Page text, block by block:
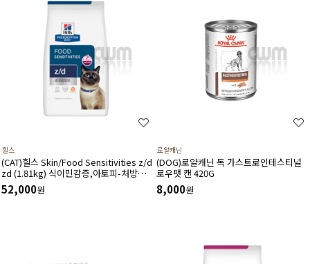
힐스
(CAT)힐스 Skin/Food Sensitivities z/d
zd (1.81kg) 식이민감증,아토피-처방식,
처방사료
52,000원
로얄캐닌
(DOG)로얄캐닌 독 가스트로인테스티널
로우팻 캔 420G
8,000원